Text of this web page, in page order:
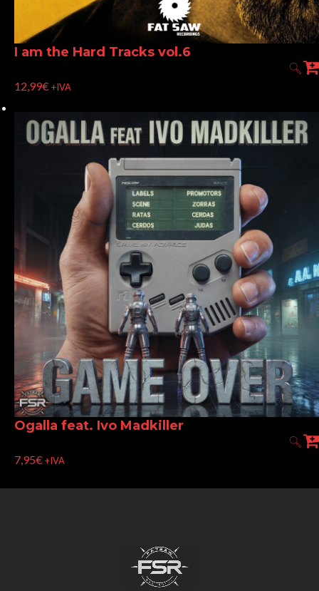
I am the Hard Tracks vol.6
12,99€ +IVA
Ogalla feat. Ivo Madkiller
7,95€ +IVA